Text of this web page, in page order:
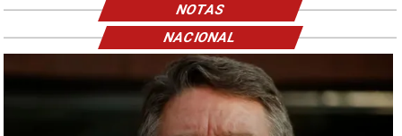
NOTAS
NACIONAL